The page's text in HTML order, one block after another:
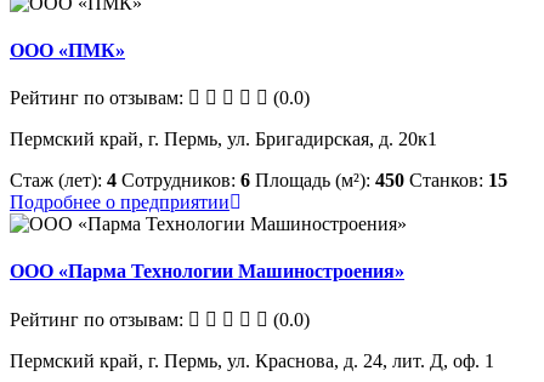
ООО «ПМК»
Рейтинг по отзывам:
(0.0)
Пермский край, г. Пермь, ул. Бригадирская, д. 20к1
Стаж (лет): 4 Сотрудников: 6 Площадь (м²): 450 Станков: 15
Подробнее о предприятии
ООО «Парма Технологии Машиностроения»
Рейтинг по отзывам:
(0.0)
Пермский край, г. Пермь, ул. Краснова, д. 24, лит. Д, оф. 1